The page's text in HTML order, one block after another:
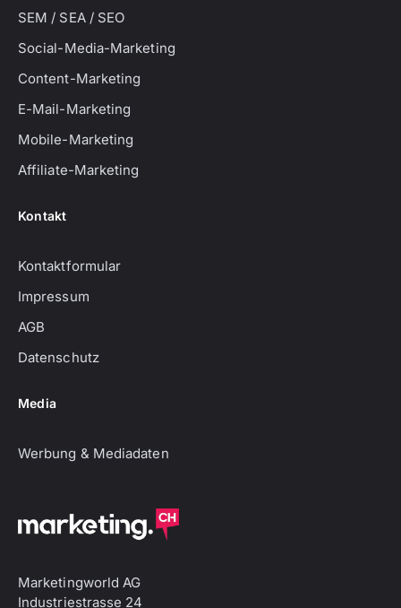
SEM / SEA / SEO
Social-Media-Marketing
Content-Marketing
E-Mail-Marketing
Mobile-Marketing
Affiliate-Marketing
Kontakt
Kontaktformular
Impressum
AGB
Datenschutz
Media
Werbung & Mediadaten
Marketingworld AG
Industriestrasse 24